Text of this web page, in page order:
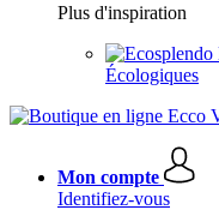
Plus d'inspiration
Écologiques
Mon compte
Identifiez-vous